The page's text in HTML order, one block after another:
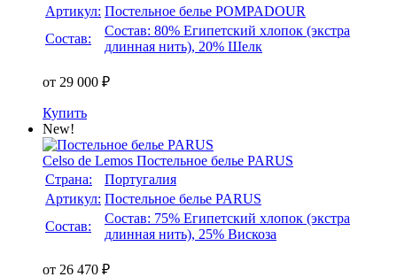
Артикул: Постельное белье POMPADOUR
Состав:
Состав: 80% Египетский хлопок (экстра
длинная нить), 20% Шелк
от 29 000 ₽
Купить
New!
Celso de Lemos Постельное белье PARUS
Страна:
Португалия
Артикул: Постельное белье PARUS
Состав:
Состав: 75% Египетский хлопок (экстра
длинная нить), 25% Вискоза
от 26 470 ₽